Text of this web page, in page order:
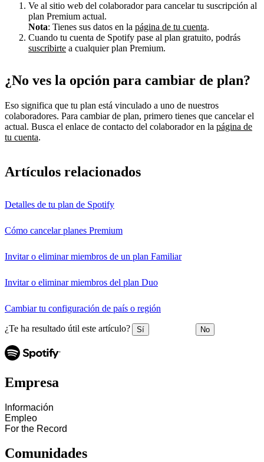
Ve al sitio web del colaborador para cancelar tu suscripción al
plan Premium actual.
Nota: Tienes sus datos en la página de tu cuenta.
Cuando tu cuenta de Spotify pase al plan gratuito, podrás
suscribirte a cualquier plan Premium.
¿No ves la opción para cambiar de plan?
Eso significa que tu plan está vinculado a uno de nuestros
colaboradores. Para cambiar de plan, primero tienes que cancelar el
actual. Busca el enlace de contacto del colaborador en la página de
tu cuenta.
Artículos relacionados
Detalles de tu plan de Spotify
Cómo cancelar planes Premium
Invitar o eliminar miembros de un plan Familiar
Invitar o eliminar miembros del plan Duo
Cambiar tu configuración de país o región
¿Te ha resultado útil este artículo? Sí No
Empresa
Información
Empleo
For the Record
Comunidades